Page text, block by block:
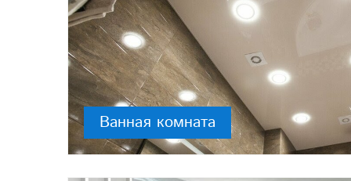
Ванная комната